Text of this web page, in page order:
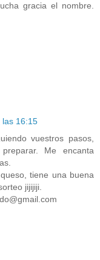
gracia el nombre.
las 16:15
vuestros pasos,
Me encanta
tiene una buena
jijijiji.